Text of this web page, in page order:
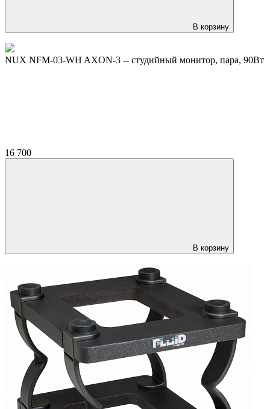
В корзину
NUX NFM-03-WH AXON-3 -- студийный монитор, пара, 90Вт
16 700
В корзину